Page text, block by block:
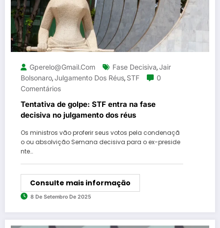
Gperelo@gmail.com Fase Decisiva,Jair
Bolsonaro,Julgamento Dos Réus, STF
0
Comentários
Tentativa de golpe: STF entra na fase
decisiva no julgamento dos réus
Os ministros vão proferir seus votos pela condenaçã
o ou absolvição Semana decisiva para o ex-preside
nte…
Consulte mais informação
8 De Setembro De 2025